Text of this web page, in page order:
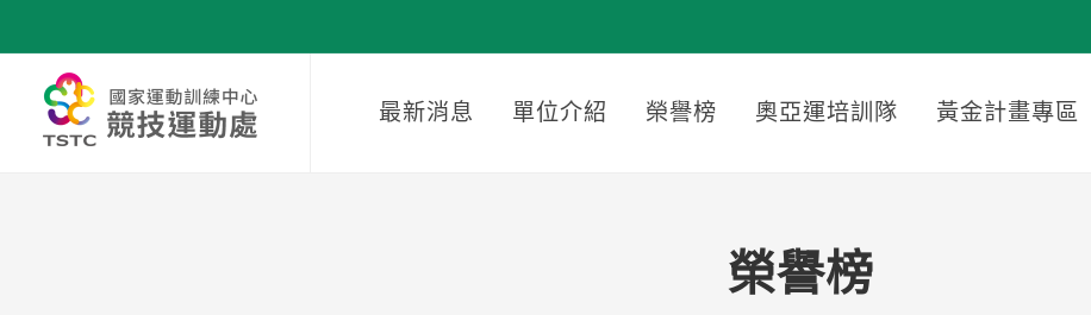
最新消息 單位介紹 榮譽榜 奧亞運培訓隊 黃金計畫專區
榮譽榜